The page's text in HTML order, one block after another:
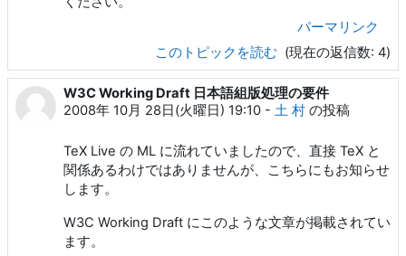
パーマリンク
このトピックを読む (現在の返信数: 4)
W3C Working Draft 日本語組版処理の要件
2008年 10月 28日(火曜日) 19:10 - 土 村 の投稿
TeX Live の ML に流れていましたので、直接 TeX と
関係あるわけではありませんが、こちらにもお知らせ
します。
W3C Working Draft にこのような文章が掲載されてい
ます。